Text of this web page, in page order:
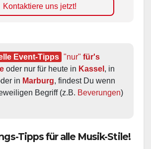
Kontaktiere uns jetzt!
Event-Tipps "nur" für's
oder nur für heute in Kassel
in Marburg, findest Du wenn
Begriff (z.B. Beverungen)
Tipps für alle Musik-Stile!